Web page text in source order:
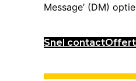
Message’ (DM)
Snel contact